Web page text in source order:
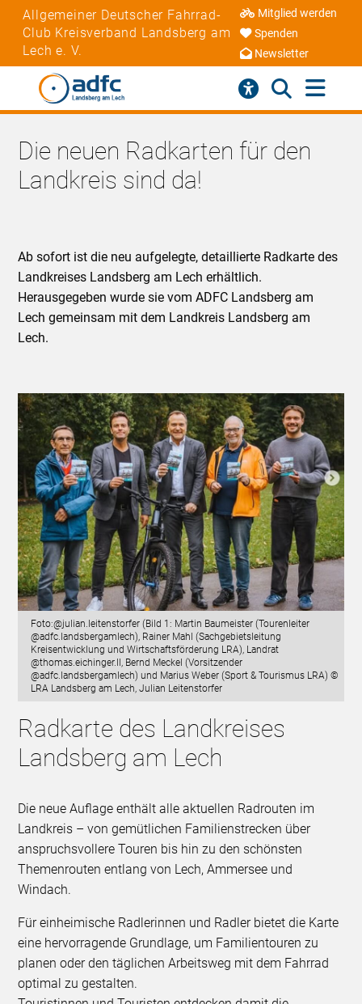
Allgemeiner Deutscher Fahrrad-
Club Kreisverband Landsberg am
Lech e. V.
Mitglied werden
Spenden
Newsletter
Die neuen Radkarten für den
Landkreis sind da!
Ab sofort ist die neu aufgelegte, detaillierte Radkarte des
Landkreises Landsberg am Lech erhältlich.
Herausgegeben wurde sie vom ADFC Landsberg am
Lech gemeinsam mit dem Landkreis Landsberg am
Lech.
Foto:@julian.leitenstorfer (Bild 1: Martin Baumeister (Tourenleiter
@adfc.landsbergamlech), Rainer Mahl (Sachgebietsleitung
Kreisentwicklung und Wirtschaftsförderung LRA), Landrat
@thomas.eichinger.ll, Bernd Meckel (Vorsitzender
@adfc.landsbergamlech) und Marius Weber (Sport & Tourismus LRA) ©
LRA Landsberg am Lech, Julian Leitenstorfer
Radkarte des Landkreises
Landsberg am Lech
Die neue Auflage enthält alle aktuellen Radrouten im
Landkreis – von gemütlichen Familienstrecken über
anspruchsvollere Touren bis hin zu den schönsten
Themenrouten entlang von Lech, Ammersee und
Windach.
Für einheimische Radlerinnen und Radler bietet die Karte
eine hervorragende Grundlage, um Familientouren zu
planen oder den täglichen Arbeitsweg mit dem Fahrrad
optimal zu gestalten.